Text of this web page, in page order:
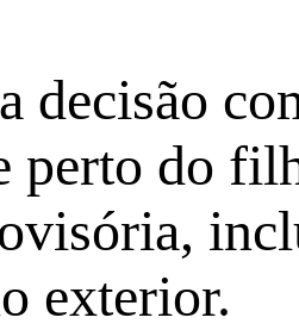
decisão
perto do
exterior.